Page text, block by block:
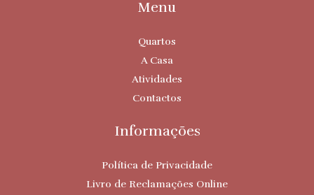
Menu
Quartos
A Casa
Atividades
Contactos
Informações
Política de Privacidade
Livro de Reclamações Online